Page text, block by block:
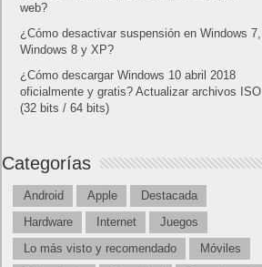
web?
¿Cómo desactivar suspensión en Windows 7,
Windows 8 y XP?
¿Cómo descargar Windows 10 abril 2018
oficialmente y gratis? Actualizar archivos ISO
(32 bits / 64 bits)
Categorías
Android Apple
Destacada
Hardware
Internet
Juegos
Lo más visto y recomendado
Móviles